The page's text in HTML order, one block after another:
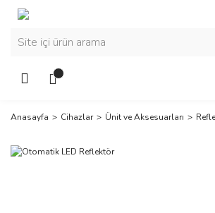
Anasayfa Cihazlar Ünit ve Aksesuarları